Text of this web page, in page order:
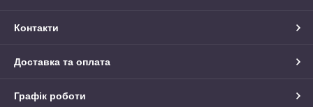
Контакти
Доставка та оплата
Графік роботи